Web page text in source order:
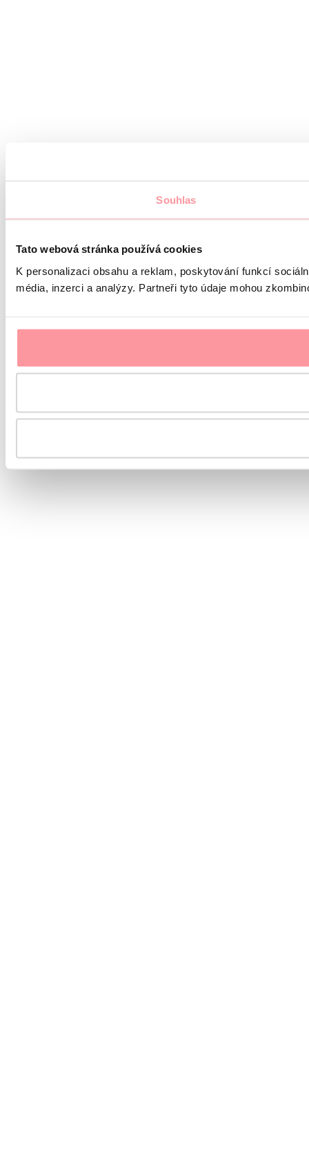
Souhlas
Tato webová stránka používá cookies
K personalizaci obsahu a reklam, poskytování funkcí
média, inzerci a analýzy. Partneři tyto údaje mohou